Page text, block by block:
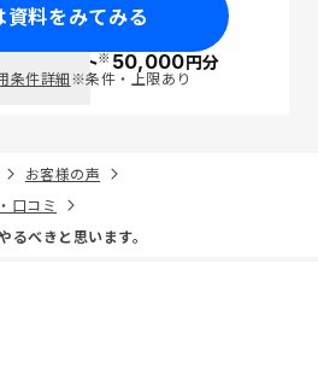
資料をみてみる
ポイント※50,000円分
条件詳細※条件・上限あり
お客様の声
口コミ
るべきと思います。